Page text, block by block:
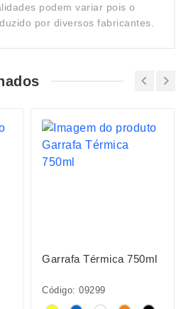
podem variar pois o
por diversos fabricantes.
Garrafa Térmica 750ml
Código: 09299